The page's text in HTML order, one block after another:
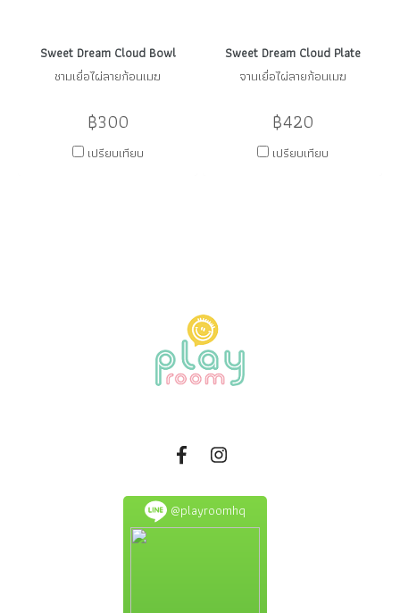
Sweet Dream Cloud Bowl
ชามเยื่อไผ่ลายก้อนเมฆ
฿300
เปรียบเทียบ
Sweet Dream Cloud Plate
จานเยื่อไผ่ลายก้อนเมฆ
฿420
เปรียบเทียบ
@playroomhq